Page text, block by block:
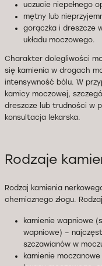
uczucie niepełnego
mętny lub
gorączka i dreszcze
układu moczowego.
Charakter dolegliwości
się kamienia w drogach
intensywność bólu. W
kamicy moczowej,
dreszcze lub trudności w
konsultacja lekarska.
Rodzaje
Rodzaj kamienia
chemicznego złogu.
kamienie wapniowe
wapniowe) –
szczawianów w
kamienie